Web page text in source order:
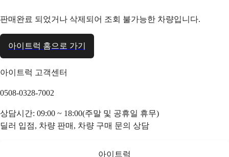
판매완료 되었거나 삭제되어 조회 불가능한 차량입니다.
아이트럭 홈으로 가기
아이트럭 고객센터
0508-0328-7002
상담시간: 09:00 ~ 18:00(주말 및 공휴일 휴무)
딜러 입점, 차량 판매, 차량 구매 문의 상담
아이트럭